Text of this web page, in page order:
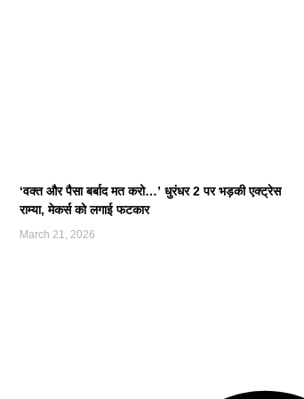
‘वक्त और पैसा बर्बाद मत करो…’ धुरंधर 2 पर भड़की एक्ट्रेस
राम्या, मेकर्स को लगाई फटकार
March 21, 2026